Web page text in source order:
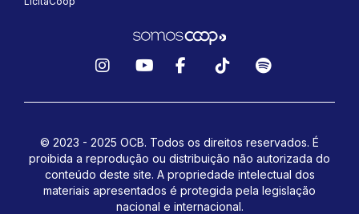
© 2023 - 2025 OCB. Todos os direitos reservados. É
proibida a reprodução ou distribuição não autorizada do
conteúdo deste site. A propriedade intelectual dos
materiais apresentados é protegida pela legislação
nacional e internacional.